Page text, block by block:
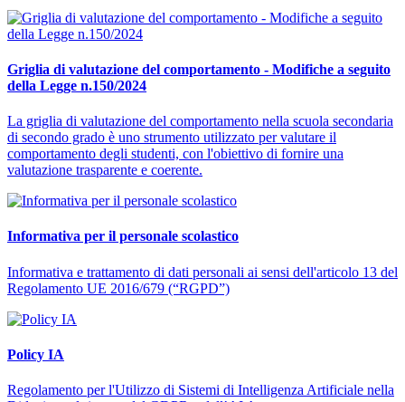
Griglia di valutazione del comportamento - Modifiche a seguito
della Legge n.150/2024
La griglia di valutazione del comportamento nella scuola secondaria
di secondo grado è uno strumento utilizzato per valutare il
comportamento degli studenti, con l'obiettivo di fornire una
valutazione trasparente e coerente.
Informativa per il personale scolastico
Informativa e trattamento di dati personali ai sensi dell'articolo 13 del
Regolamento UE 2016/679 (“RGPD”)
Policy IA
Regolamento per l'Utilizzo di Sistemi di Intelligenza Artificiale nella